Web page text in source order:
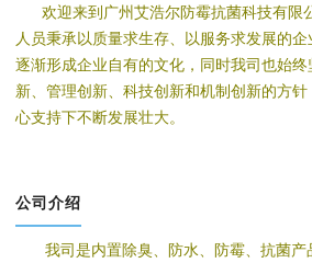
欢迎来到广州艾浩尔防霉抗菌科技有限
人员秉承以质量求生存、以服务求发展的企
逐渐形成企业自有的文化，同时我司也始终
新、管理创新、科技创新和机制创新的方
心支持下不断发展壮大。
公司介绍
我司是内置除臭、防水、防霉、抗菌产